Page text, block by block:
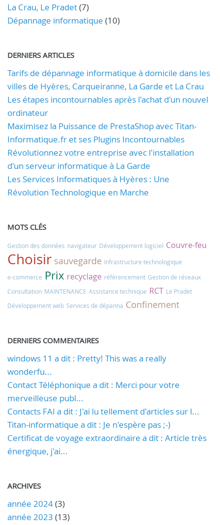
La Crau, Le Pradet(7)
Dépannage informatique (10)
DERNIERS ARTICLES
Tarifs de dépannage informatique à domicile dans les
villes de Hyères, Carqueiranne, La Garde et La Crau
Les étapes incontournables après l'achat d'un nouvel
ordinateur
Maximisez la Puissance de PrestaShop avec Titan-
Informatique.fr et ses Plugins Incontournables
Révolutionnez votre entreprise avec l'installation
d'un serveur informatique à La Garde
Les Services Informatiques à Hyères : Une
Révolution Technologique en Marche
MOTS CLÉS
Gestion des données navigateur Développement logiciel Couvre-feu
Choisir sauvegarde Infrastructure technologique
e-commerce Prix recyclage référencement Gestion de réseaux
Consultation MAINTENANCE Assistance technique RCT Le Pradet
Développement web Services de dépanna Confinement
DERNIERS COMMENTAIRES
windows 11 a dit : Pretty! This was a really
wonderfu...
Contact Téléphonique a dit : Merci pour votre
merveilleuse publ...
Contacts FAI a dit : J'ai lu tellement d'articles sur l...
Titan-informatique a dit : Je n'espère pas ;-)
Certificat de voyage extraordinaire a dit : Article très
énergique, j'ai...
ARCHIVES
année 2024(3)
année 2023 (13)